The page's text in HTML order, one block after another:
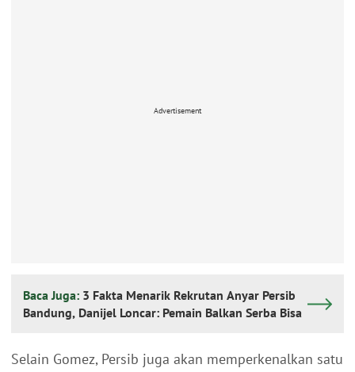
Advertisement
Baca Juga: 3 Fakta Menarik Rekrutan Anyar Persib
Bandung, Danijel Loncar: Pemain Balkan Serba Bisa
Selain Gomez, Persib juga akan memperkenalkan satu